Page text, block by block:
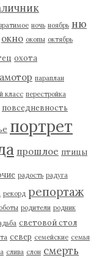
ночь ноябрь ню
окно окопы октябрь
охота
параплан
класс перестройка
повседневность
портрет
прошлое птицы
радость радуга
рекорд репортаж
родители родник
световой стол
север семейские семья
слива слон смерть